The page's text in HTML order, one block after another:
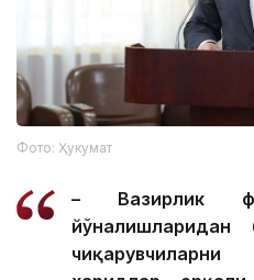
Фото: Ҳукумат
– Вазирлик
йўналишларидан